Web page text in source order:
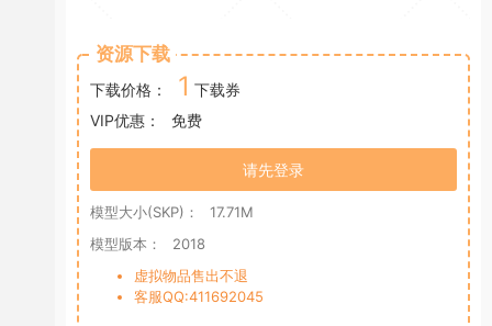
资源下载
下载价格： 1 下载券
VIP优惠：
免费
请先登录
模型大小(SKP)：
17.71M
模型版本：
2018
虚拟物品售出不退
客服QQ:411692045